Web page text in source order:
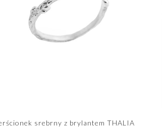
srebrny z brylantem THALIA